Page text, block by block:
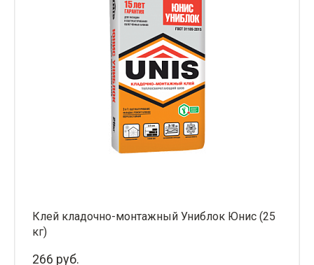
Клей кладочно-монтажный Униблок Юнис (25
кг)
266 руб.